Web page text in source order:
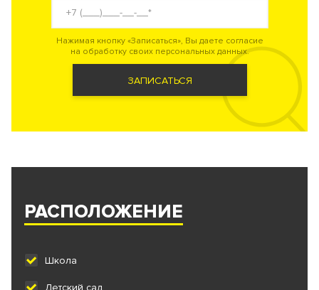
Нажимая кнопку «Записаться», Вы даете согласие
на обработку своих персональных данных.
ЗАПИСАТЬСЯ
РАСПОЛОЖЕНИЕ
Школа
Детский сад